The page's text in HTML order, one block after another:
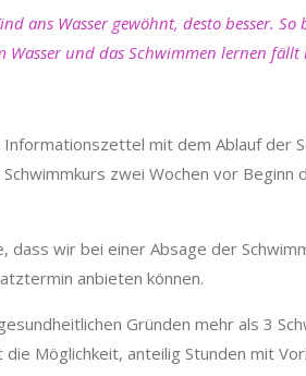
ans Wasser gewöhnt, desto besser. So
Wasser und das Schwimmen lernen fällt
Informationszettel mit dem Ablauf der
zwei Wochen vor Beginn
dass wir bei einer Absage der
anbieten können.
Gründen mehr als 3
Möglichkeit, anteilig Stunden mit